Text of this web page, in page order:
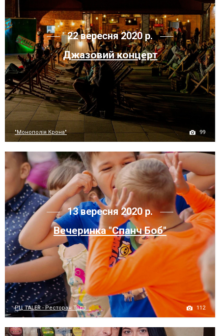
22 вересня 2020 р.
Джазовий концерт
"Монополія Крона" 99
13 вересня 2020 р.
Вечеринка "Спанч Боб"
РЦ TALER - Ресторан Торс... 112